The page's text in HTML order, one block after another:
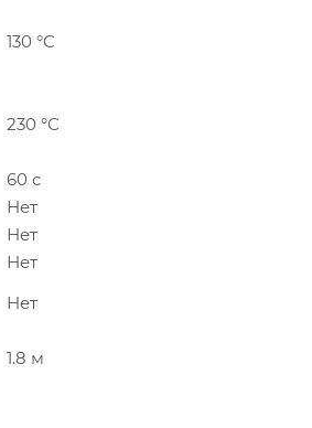
130 °C
230 °C
60 с
Нет
Нет
Нет
Нет
1.8 м